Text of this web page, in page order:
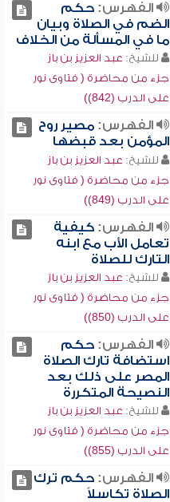
الفهرس:حكم
الضم في الصلاة وبيان
ما في المسألة من الخلاف
للشيخ: عبد العزيز بن باز
جزء من محاضرة ( فتاوى نور
على الدرب (842))
الفهرس:مصير روح
المؤمن بعد قبضها
للشيخ: عبد العزيز بن باز
جزء من محاضرة ( فتاوى نور
على الدرب (849))
الفهرس:كيفية
تعامل الأب مع ابنه
التارك للصلاة
للشيخ: عبد العزيز بن باز
جزء من محاضرة ( فتاوى نور
على الدرب (850))
الفهرس:حكم
استضافة تارك الصلاة
المصر على ذلك بعد
النصيحة المتكررة
للشيخ: عبد العزيز بن باز
جزء من محاضرة ( فتاوى نور
على الدرب (855))
الفهرس:حكم ترك
الصلاة تكاسلاً